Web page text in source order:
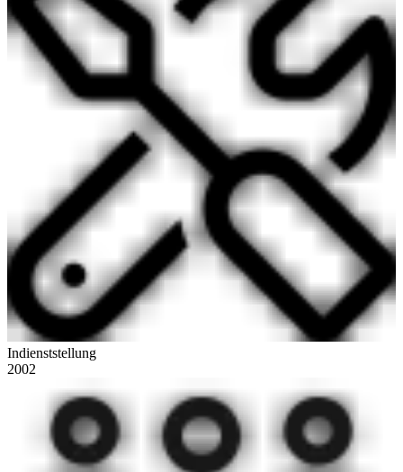
Indienststellung
2002